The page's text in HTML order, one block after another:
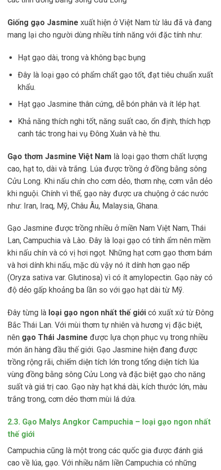
Giống gạo Jasmine xuất hiện ở Việt Nam từ lâu đã và đang
mang lại cho người dùng nhiều tính năng với đặc tính như:
Hạt gạo dài, trong và không bạc bụng
Đây là loại gạo có phẩm chất gạo tốt, đạt tiêu chuẩn xuất
khẩu.
Hạt gạo Jasmine thân cứng, dễ bón phân và ít lép hạt.
Khả năng thích nghi tốt, năng suất cao, ổn định, thích hợp
canh tác trong hai vụ Đông Xuân và hè thu.
Gạo thơm Jasmine Việt Nam là loại gạo thơm chất lượng
cao, hạt to, dài và trắng. Lúa được trồng ở đồng bằng sông
Cửu Long. Khi nấu chín cho cơm dẻo, thơm nhẹ, cơm vẫn dẻo
khi nguội. Chính vì thế, gạo này được ưa chuộng ở các nước
như: Iran, Iraq, Mỹ, Châu Âu, Malaysia, Ghana.
Gạo Jasmine được trồng nhiều ở miền Nam Việt Nam, Thái
Lan, Campuchia và Lào. Đây là loại gạo có tính ẩm nên mềm
khi nấu chín và có vị hơi ngọt. Những hạt cơm gạo thơm bám
và hơi dính khi nấu, mặc dù vậy nó ít dính hơn gạo nếp
(Oryza sativa var. Glutinosa) vì có ít amylopectin. Gạo này có
độ dẻo gấp khoảng ba lần so với gạo hạt dài từ Mỹ.
Đây từng là loại gạo ngon nhất thế giới có xuất xứ từ Đông
Bắc Thái Lan. Với mùi thơm tự nhiên và hương vị đặc biệt,
nên gạo Thái Jasmine được lựa chọn phục vụ trong nhiều
món ăn hàng đầu thế giới. Gạo Jasmine hiện đang được
trồng rộng rãi, chiếm diện tích lớn trong tổng diện tích lúa
vùng đồng bằng sông Cửu Long và đặc biệt gạo cho năng
suất và giá trị cao. Gạo này hạt khá dài, kích thước lớn, màu
trắng trong, cơm dẻo thơm mùi lá dứa.
2.3. Gạo Malys Angkor Campuchia – loại gạo ngon nhất
thế giới
Campuchia cũng là một trong các quốc gia được đánh giá
cao về lúa, gạo. Với nhiều năm liền Campuchia có những